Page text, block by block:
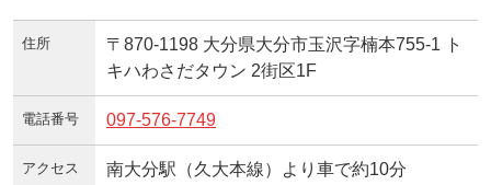
住所
〒870-1198 大分県大分市玉沢字楠本755-1 ト
キハわさだタウン 2街区1F
電話番号 097-576-7749
アクセス 南大分駅（久大本線）より車で約10分